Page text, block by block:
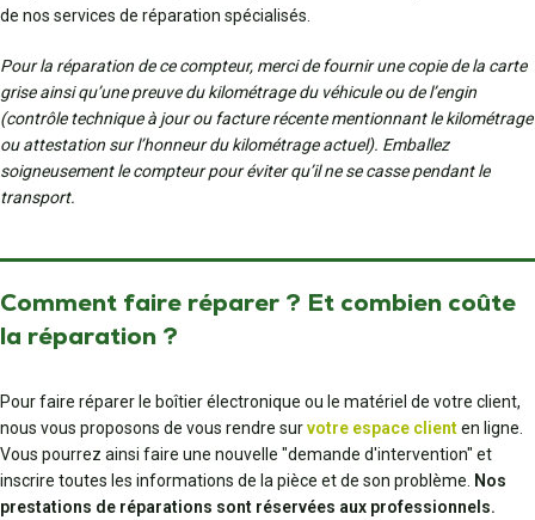
de nos services de réparation spécialisés.
Pour la réparation de ce compteur, merci de fournir une copie de la carte
grise ainsi qu’une preuve du kilométrage du véhicule ou de l’engin
(contrôle technique à jour ou facture récente mentionnant le kilométrage
ou attestation sur l’honneur du kilométrage actuel). Emballez
soigneusement le compteur pour éviter qu’il ne se casse pendant le
transport.
Comment faire réparer ? Et combien coûte
la réparation ?
Pour faire réparer le boîtier électronique ou le matériel de votre client,
nous vous proposons de vous rendre survotre espace clienten ligne.
Vous pourrez ainsi faire une nouvelle "demande d'intervention" et
inscrire toutes les informations de la pièce et de son problème. Nos
prestations de réparations sont réservées aux professionnels.